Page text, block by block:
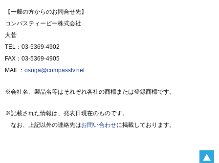
【一般の方からのお問合せ先】
コンパスティービー株式会社
大菅
TEL：03-5369-4902
FAX：03-5369-4905
MAIL： osuga@compasstv.net
※会社名、製品名等はそれぞれ各社の商標または登録商標です。
※記載された情報は、発表日現在のものです。
なお、上記以外の連絡先はお問い合わせに掲載しております。